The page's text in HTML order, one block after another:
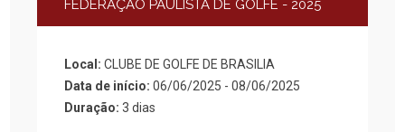
FEDERAÇÃO PAULISTA DE GOLFE - 2025
Local:CLUBE DE GOLFE DE BRASILIA
Data de início:06/06/2025 - 08/06/2025
Duração:3 dias